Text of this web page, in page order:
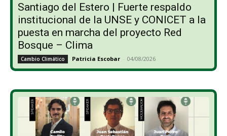
Santiago del Estero | Fuerte respaldo
institucional de la UNSE y CONICET a la
puesta en marcha del proyecto Red
Bosque – Clima
Cambio Climático Patricia Escobar - 04/08/2026